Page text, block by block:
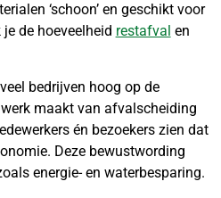
‘schoon’ en geschikt voor
de hoeveelheid restafval en
bedrijven hoog op de
maakt van afvalscheiding
én bezoekers zien dat
Deze bewustwording
energie- en waterbesparing.